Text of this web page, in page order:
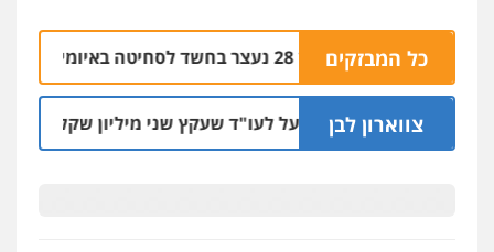
כל המבזקים
נצרת: בן 28 נעצר בחשד לסחיטה באיומים מטלפון שאינו שלו
צווארון לבן
מאסר בפועל לעו"ד שעקץ שני מיליון שקל על דירה